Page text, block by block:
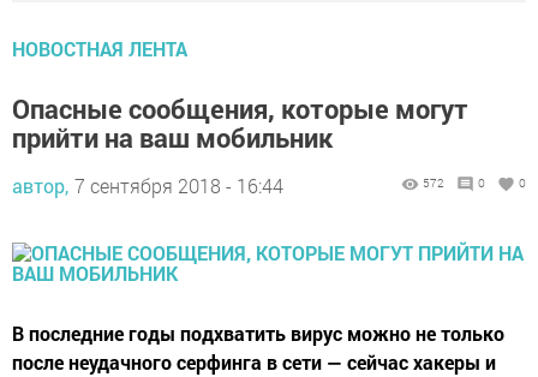
НОВОСТНАЯ ЛЕНТА
Опасные сообщения, которые могут
прийти на ваш мобильник
автор, 7 сентября 2018 - 16:44 572 0 0
В последние годы подхватить вирус можно не только
после неудачного серфинга в сети — сейчас хакеры и